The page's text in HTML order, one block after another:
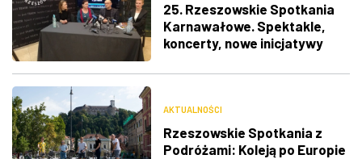
25. Rzeszowskie Spotkania
Karnawałowe. Spektakle,
koncerty, nowe inicjatywy
AKTUALNOŚCI
Rzeszowskie Spotkania z
Podróżami: Koleją po Europie